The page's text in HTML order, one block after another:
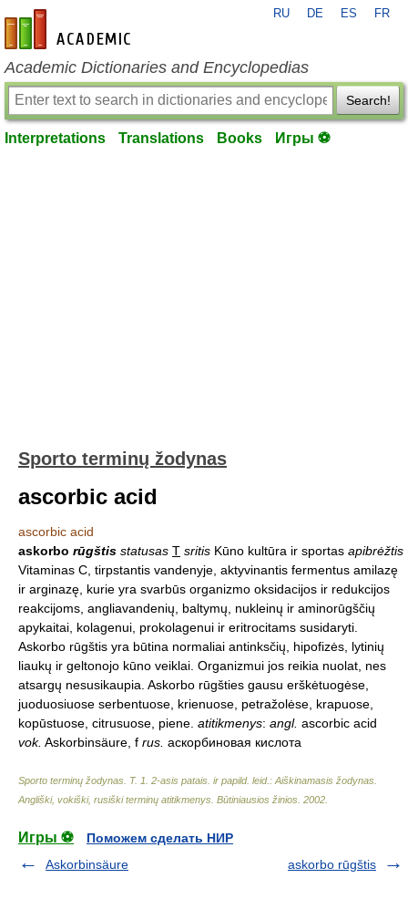
en-academic.com
RU DE ES FR
Academic Dictionaries and Encyclopedias
Search!
Interpretations Translations Books Игры ⚽
Sporto terminų žodynas
ascorbic acid
ascorbic acid
askorbo rūgštis statusas T sritis Kūno kultūra ir sportas apibrėžtis
Vitaminas C, tirpstantis vandenyje, aktyvinantis fermentus amilazę
ir arginazę, kurie yra svarbūs organizmo oksidacijos ir redukcijos
reakcijoms, angliavandenių, baltymų, nukleinų ir aminorūgščių
apykaitai, kolagenui, prokolagenui ir eritrocitams susidaryti.
Askorbo rūgštis yra būtina normaliai antinksčių, hipofizės, lytinių
liaukų ir geltonojo kūno veiklai. Organizmui jos reikia nuolat, nes
atsargų nesusikaupia. Askorbo rūgšties gausu erškėtuogėse,
juoduosiuose serbentuose, krienuose, petražolėse, krapuose,
kopūstuose, citrusuose, piene. atitikmenys: angl. ascorbic acid
vok. Askorbinsäure, f rus. аскорбиновая кислота
Sporto terminų žodynas. T. 1. 2-asis patais. ir papild. leid.: Aiškinamasis žodynas.
Angliški, vokiški, rusiški terminų atitikmenys. Būtiniausios žinios 2002
Игры ⚽
Поможем сделать НИР
Askorbinsäure
askorbo rūgštis